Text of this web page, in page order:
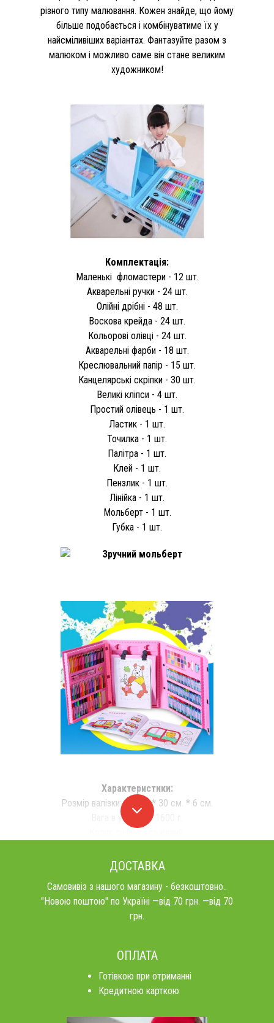
різного типу малювання. Кожен знайде, що йому
більше подобається і комбінуватиме їх у
найсміливіших варіантах. Фантазуйте разом з
малюком і можливо саме він стане великим
художником!
Комплектація:
Маленькі фломастери - 12 шт.
Акварельні ручки - 24 шт.
Олійні дрібні - 48 шт.
Воскова крейда - 24 шт.
Кольорові олівці - 24 шт.
Акварельні фарби - 18 шт.
Креслювальний папір - 15 шт.
Канцелярські скріпки - 30 шт.
Великі кліпси - 4 шт.
Простий олівець - 1 шт.
Ластик - 1 шт.
Точилка - 1 шт.
Палітра - 1 шт.
Клей - 1 шт.
Пензлик - 1 шт.
Лінійка - 1 шт.
Мольберт - 1 шт.
Губка - 1 шт.
Характеристики:
Розмір валізки: 40 см. * 30 см. * 6 см.
Вага в упаковці: 1600 г.
ДОСТАВКА
Самовивіз з нашого магазину - безкоштовно..
"Новою поштою" по Україні —від 70 грн. —від 70
грн.
ОПЛАТА
Готівкою при отриманні
Кредитною карткою